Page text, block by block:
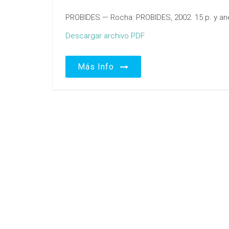
PROBIDES.— Rocha: PROBIDES, 2002. 15 p. y
Descargar archivo PDF
Más Info